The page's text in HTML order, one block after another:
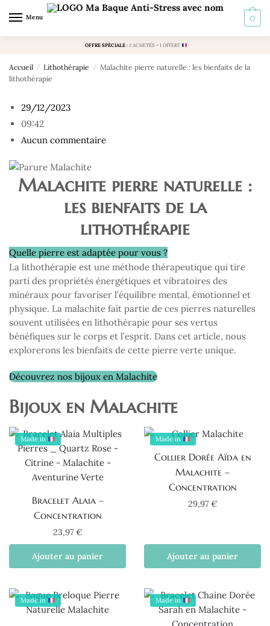
Skip to navigation
Skip to content
Menu 0
OFFRE SPÉCIALE:2 ACHETÉS = 1 OFFERT
Accueil / Lithothérapie / Malachite pierre naturelle : les bienfaits de la
lithothérapie
29/12/2023
09:42
Aucun commentaire
Malachite pierre naturelle :
les bienfaits de la
lithothérapie
Quelle pierre est adaptée pour vous ?
La lithothérapie est une méthode thérapeutique qui tire
parti des propriétés énergétiques et vibratoires des
minéraux pour favoriser l’équilibre mental, émotionnel et
physique. La malachite fait partie de ces pierres naturelles
souvent utilisées en lithothérapie pour ses vertus
bénéfiques sur le corps et l’esprit. Dans cet article, nous
explorerons les bienfaits de cette pierre verte unique.
Découvrez nos bijoux en Malachite
Bijoux en Malachite
Made in
Bracelet Alaia –
Concentration
23,97€
Ajouter au panier
Made in
Collier Dorée Aïda en
Malachite –
Concentration
29,97€
Ajouter au panier
Made in Made in